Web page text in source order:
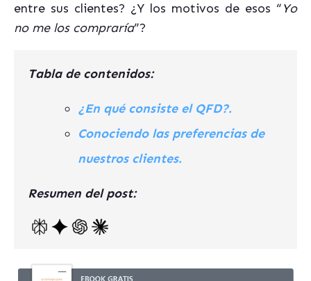
entre sus clientes? ¿Y los motivos de esos “Yo
no me los compraría”?
Tabla de contenidos:
¿En qué consiste el QFD?.
Conociendo las preferencias de
nuestros clientes.
Resumen del post: